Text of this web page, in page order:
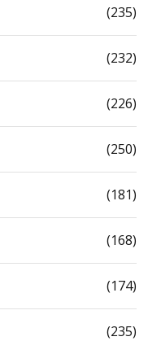
(235)
(232)
(226)
(250)
(181)
(168)
(174)
(235)